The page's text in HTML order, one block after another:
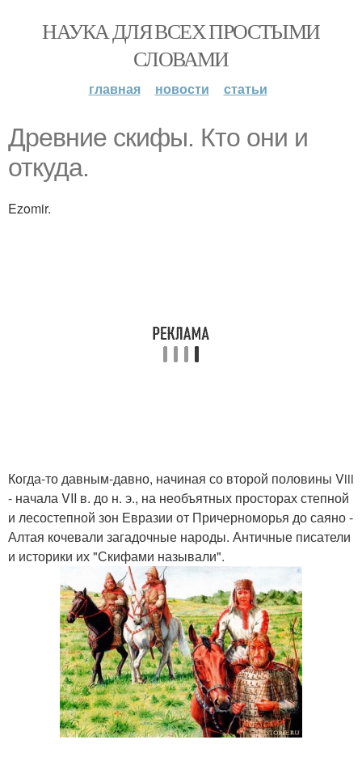
НАУКА ДЛЯ ВСЕХ ПРОСТЫМИ
СЛОВАМИ
главная новости статьи
Древние скифы. Кто они и
откуда.
Ezomir.
Когда-то давным-давно, начиная со второй половины Viii
- начала VII в. до н. э., на необъятных просторах степной
и лесостепной зон Евразии от Причерноморья до саяно -
Алтая кочевали загадочные народы. Античные писатели
и историки их "Скифами называли".